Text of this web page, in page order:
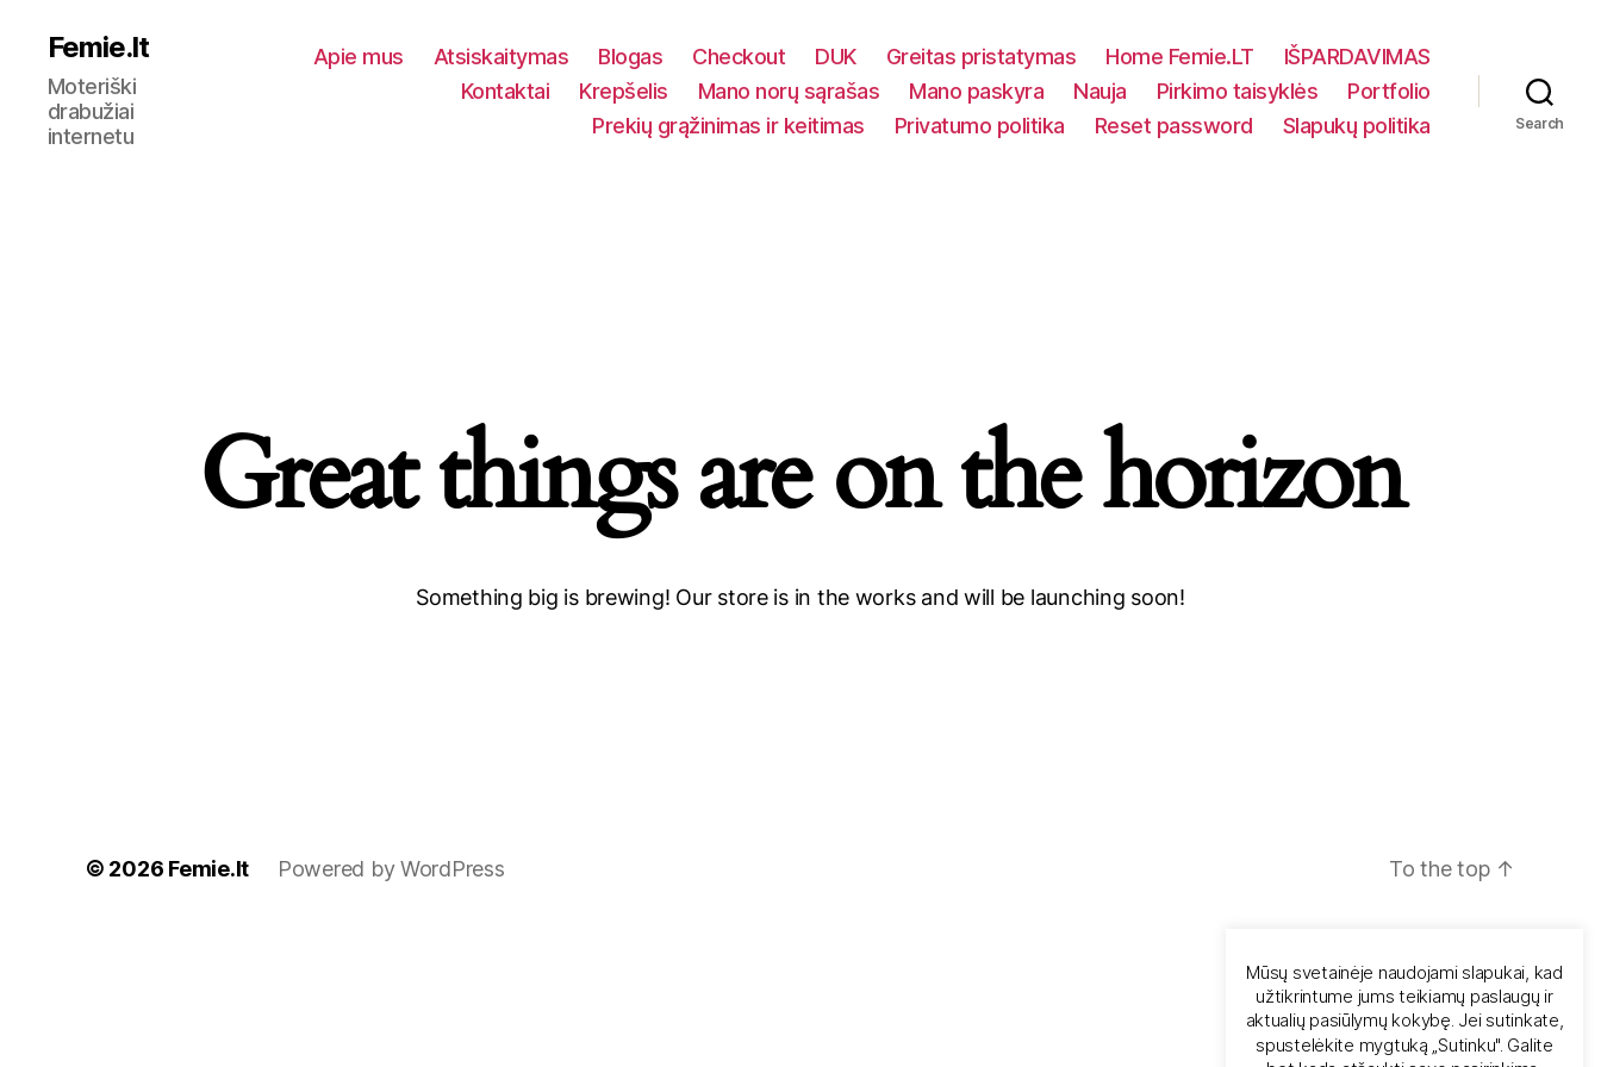
Femie.lt
Moteriški
drabužiai
internetu
Apie mus Atsiskaitymas Blogas Checkout DUK Greitas pristatymas Home Femie.LT
IŠPARDAVIMAS
Kontaktai
Krepšelis Mano norų sąrašas Mano paskyra Nauja Pirkimo taisyklės
Portfolio
Prekių grąžinimas ir keitimas
Privatumo politika Reset password Slapukų politika Search
Great things are on the horizon
Something big is brewing! Our store is in the works and will be launching soon!
© 2026 Femie.lt Powered by WordPress To the top ↑
Mūsų svetainėje naudojami slapukai, kad
užtikrintume jums teikiamų paslaugų ir
aktualių pasiūlymų kokybę. Jei sutinkate,
spustelėkite mygtuką „Sutinku". Galite